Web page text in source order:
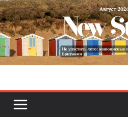
Skip
to
content